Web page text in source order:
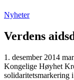
Nyheter
Verdens
1. desember 2014
Kongelige Høyhet
solidaritetsmarkering